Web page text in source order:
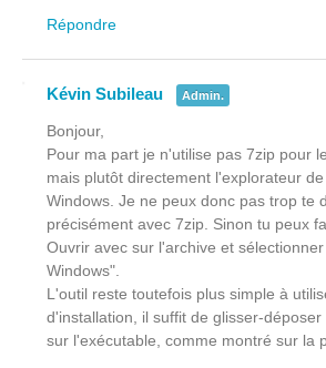
Répondre
Kévin Subileau Admin.
Bonjour,
Pour ma part je n'utilise pas 7zip pour
mais plutôt directement l'explorateur
Windows. Je ne peux donc pas trop te
précisément avec 7zip. Sinon tu peux
Ouvrir avec sur l'archive et
Windows".
L'outil reste toutefois plus simple à
d'installation, il suffit de glisser-déposer
sur l'exécutable, comme montré sur la